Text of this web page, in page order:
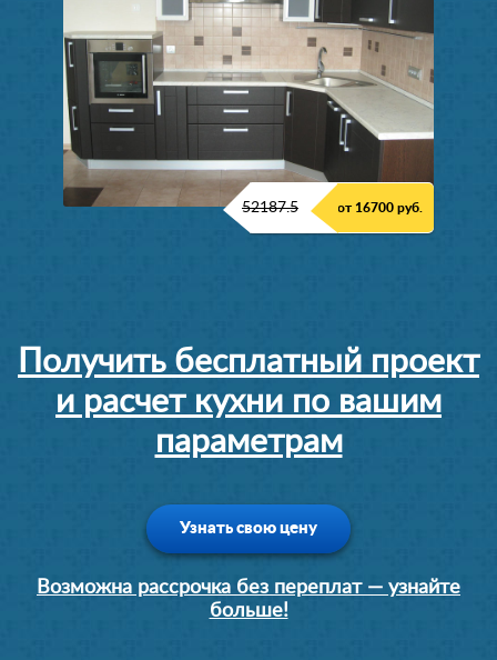
52187.5 от 16700 руб.
Получить бесплатный проект
и расчет кухни по вашим
параметрам
Узнать свою цену
Возможна рассрочка без переплат — узнайте
больше!